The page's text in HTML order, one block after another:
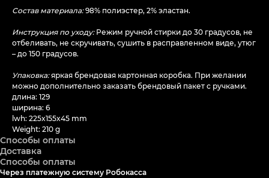
Состав материала:98% полиэстер, 2% эластан.
Инструкция по уходу: Режим ручной стирки до 30 градусов, не
отбеливать, не скручивать, сушить в расправленном виде, утюг
– до 150 градусов.
Упаковка:яркая брендовая картонная коробка. При желании
можно дополнительно заказать брендовый пакет с ручками.
длина: 129
ширина: 6
lwh: 225x155x45 mm
Weight: 210 g
Способы оплаты
Доставка
Способы оплаты
Через платежную систему Робокасса